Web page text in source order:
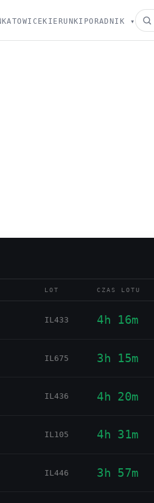
KATOWICEKIERUNKI PORADNIK ▾
LOT CZAS LOTU
IL433 4h 16m
IL675 3h 15m
IL436 4h 20m
IL105 4h 31m
IL446 3h 57m